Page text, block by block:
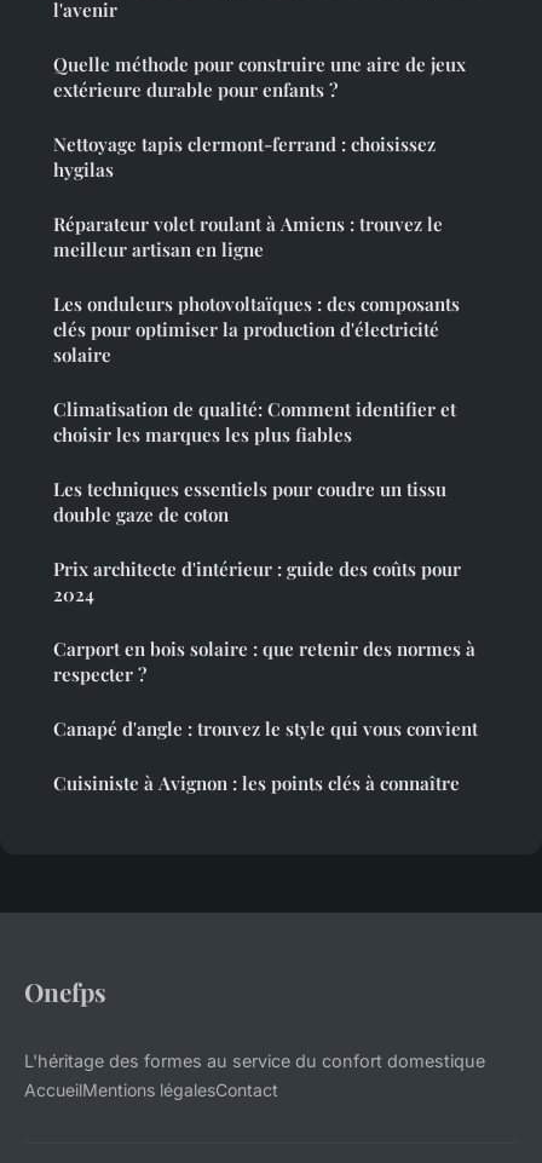
l'avenir
Quelle méthode pour construire une aire de jeux
extérieure durable pour enfants ?
Nettoyage tapis clermont-ferrand : choisissez
hygilas
Réparateur volet roulant à Amiens : trouvez le
meilleur artisan en ligne
Les onduleurs photovoltaïques : des composants
clés pour optimiser la production d'électricité
solaire
Climatisation de qualité: Comment identifier et
choisir les marques les plus fiables
Les techniques essentiels pour coudre un tissu
double gaze de coton
Prix architecte d'intérieur : guide des coûts pour
2024
Carport en bois solaire : que retenir des normes à
respecter ?
Canapé d'angle : trouvez le style qui vous convient
Cuisiniste à Avignon : les points clés à connaître
Onefps
L'héritage des formes au service du confort domestique
AccueilMentions légalesContact